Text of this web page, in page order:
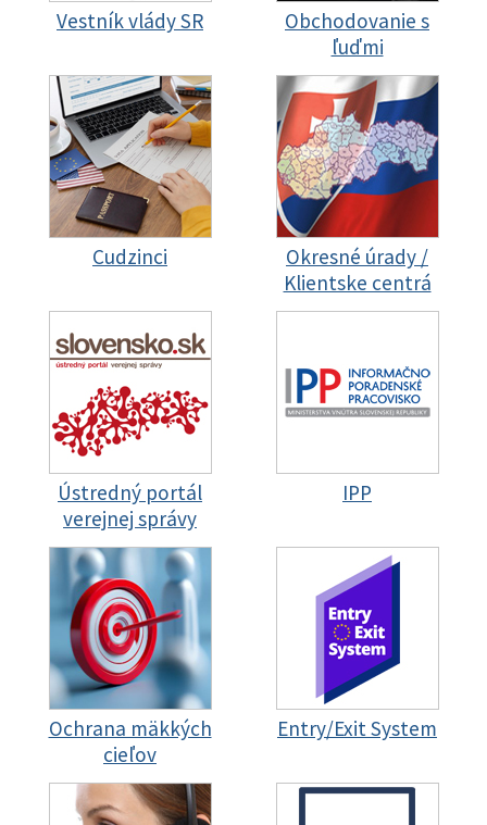
Vestník vlády SR
Obchodovanie s
ľuďmi
Cudzinci
Okresné úrady /
Klientske centrá
Ústredný portál
verejnej správy
IPP
Ochrana mäkkých
cieľov
Entry/Exit System